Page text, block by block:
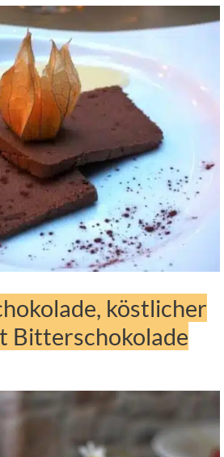
köstlicher
Bitterschokolade